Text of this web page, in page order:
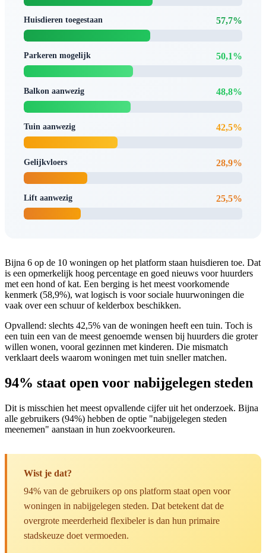
Huisdieren toegestaan 57,7%
Parkeren mogelijk 50,1%
Balkon aanwezig 48,8%
Tuin aanwezig 42,5%
Gelijkvloers 28,9%
Lift aanwezig 25,5%
Bijna 6 op de 10 woningen op het platform staan huisdieren toe. Dat
is een opmerkelijk hoog percentage en goed nieuws voor huurders
met een hond of kat. Een berging is het meest voorkomende
kenmerk (58,9%), wat logisch is voor sociale huurwoningen die
vaak over een schuur of kelderbox beschikken.
Opvallend: slechts 42,5% van de woningen heeft een tuin. Toch is
een tuin een van de meest genoemde wensen bij huurders die groter
willen wonen, vooral gezinnen met kinderen. Die mismatch
verklaart deels waarom woningen met tuin sneller matchen.
94% staat open voor nabijgelegen steden
Dit is misschien het meest opvallende cijfer uit het onderzoek. Bijna
alle gebruikers (94%) hebben de optie "nabijgelegen steden
meenemen" aanstaan in hun zoekvoorkeuren.
Wist je dat?
94% van de gebruikers op ons platform staat open voor
woningen in nabijgelegen steden. Dat betekent dat de
overgrote meerderheid flexibeler is dan hun primaire
stadskeuze doet vermoeden.